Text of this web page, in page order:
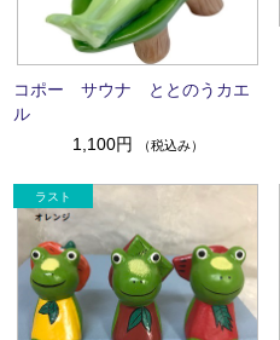
コポー サウナ ととのうカエ
ル
1,100円
（税込み）